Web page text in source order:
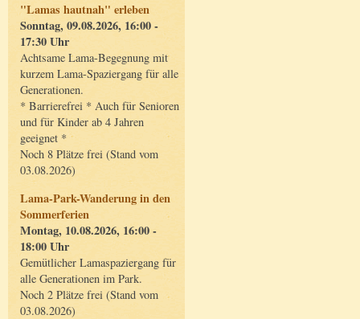
"Lamas hautnah" erleben
Sonntag, 09.08.2026, 16:00 -
17:30 Uhr
Achtsame Lama-Begegnung mit
kurzem Lama-Spaziergang für alle
Generationen.
* Barrierefrei * Auch für Senioren
und für Kinder ab 4 Jahren
geeignet *
Noch 8 Plätze frei (Stand vom
03.08.2026)
Lama-Park-Wanderung in den
Sommerferien
Montag, 10.08.2026, 16:00 -
18:00 Uhr
Gemütlicher Lamaspaziergang für
alle Generationen im Park.
Noch 2 Plätze frei (Stand vom
03.08.2026)